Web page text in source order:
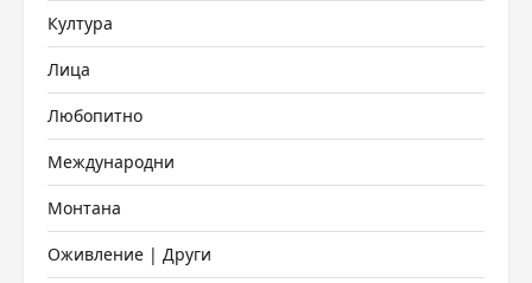
Култура
Лица
Любопитно
Международни
Монтана
Оживление | Други